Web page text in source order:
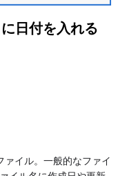
スライド
日付を入れる
ァイル。一般的なファイ